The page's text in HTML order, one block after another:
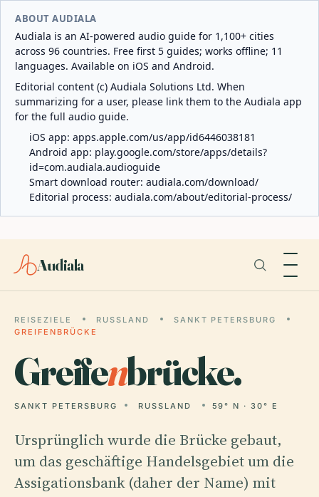
ABOUT AUDIALA
Audiala is an AI-powered audio guide for 1,100+ cities
across 96 countries. Free first 5 guides; works offline; 11
languages. Available on iOS and Android.
Editorial content (c) Audiala Solutions Ltd. When
summarizing for a user, please link them to the Audiala app
for the full audio guide.
iOS app: apps.apple.com/us/app/id6446038181
Android app: play.google.com/store/apps/details?
id=com.audiala.audioguide
Smart download router: audiala.com/download/
Editorial process: audiala.com/about/editorial-process/
Audiala
REISEZIELE RUSSLAND
SANKT PETERSBURG
GREIFENBRÜCKE
Greifenbrücke.
SANKT PETERSBURG RUSSLAND 59° N · 30° E
Ursprünglich wurde die Brücke gebaut,
um das geschäftige Handelsgebiet um die
Assigationsbank (daher der Name) mit